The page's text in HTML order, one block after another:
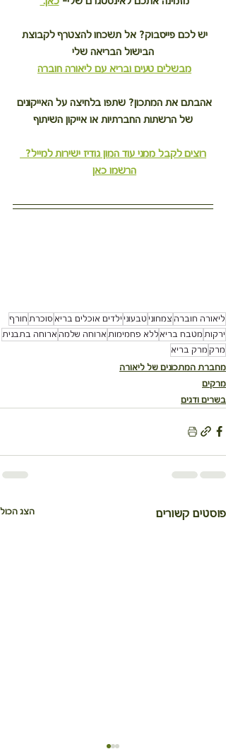
יש לכם פייסבוק? אל תשכחו להצטרף לקבוצת
הבישול הבריאה שלי
מבשלים טעים ובריא עם ליאורה חוברה
אהבתם את המתכון? שתפו בלחיצה על האייקונים
של הרשתות החברתיות או אייקון השיתוף
רוצים לקבל ממני עוד המון גודיז ישירות למייל?
הרשמו כאן
ליאורה חוברה צמחוני טבעוני ילדים אוכלים בריא סוכרת חורף
ירקות מטבח בריא ללא פחמימות ארוחה שלמה ארוחה בתבנית
מרק מרק בריא
מחברת המתכונים של ליאורה
מרקים
בשרים ודגים
פוסטים קשורים הצג הכול